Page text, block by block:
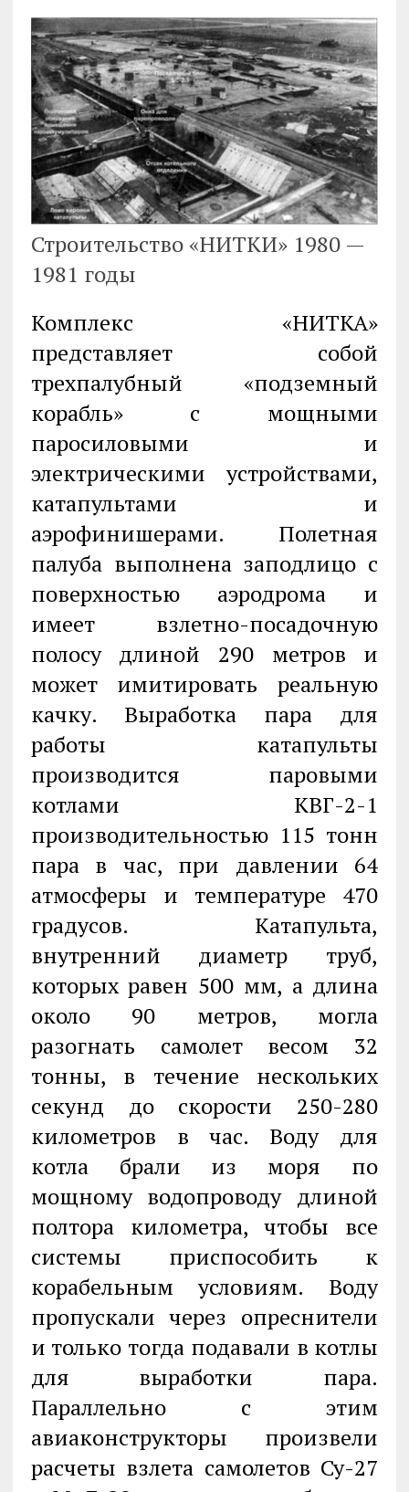
Строительство «НИТКИ» 1980 —
1981 годы
Комплекс «НИТКА»
представляет собой
трехпалубный «подземный
корабль» с мощными
паросиловыми и
электрическими устройствами,
катапультами и
аэрофинишерами. Полетная
палуба выполнена заподлицо с
поверхностью аэродрома и
имеет взлетно-посадочную
полосу длиной 290 метров и
может имитировать реальную
качку. Выработка пара для
работы катапульты
производится паровыми
котлами КВГ-2-1
производительностью 115 тонн
пара в час, при давлении 64
атмосферы и температуре 470
градусов. Катапульта,
внутренний диаметр труб,
которых равен 500 мм, а длина
около 90 метров, могла
разогнать самолет весом 32
тонны, в течение нескольких
секунд до скорости 250-280
километров в час. Воду для
котла брали из моря по
мощному водопроводу длиной
полтора километра, чтобы все
системы приспособить к
корабельным условиям. Воду
пропускали через опреснители
и только тогда подавали в котлы
для выработки пара.
Параллельно с этим
авиаконструкторы произвели
расчеты взлета самолетов Су-27